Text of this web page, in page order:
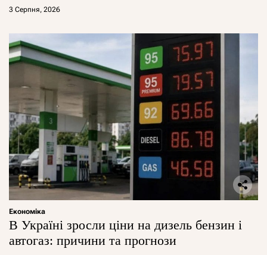
3 Серпня, 2026
Економіка
В Україні зросли ціни на дизель бензин і
автогаз: причини та прогнози